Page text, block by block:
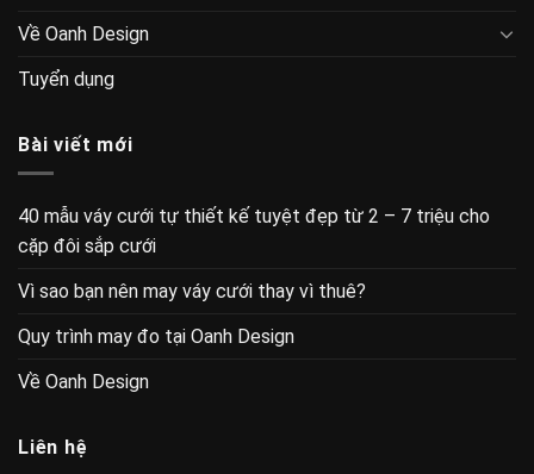
Về Oanh Design
Tuyển dụng
Bài viết mới
40 mẫu váy cưới tự thiết kế tuyệt đẹp từ 2 – 7 triệu cho
cặp đôi sắp cưới
Vì sao bạn nên may váy cưới thay vì thuê?
Quy trình may đo tại Oanh Design
Về Oanh Design
Liên hệ